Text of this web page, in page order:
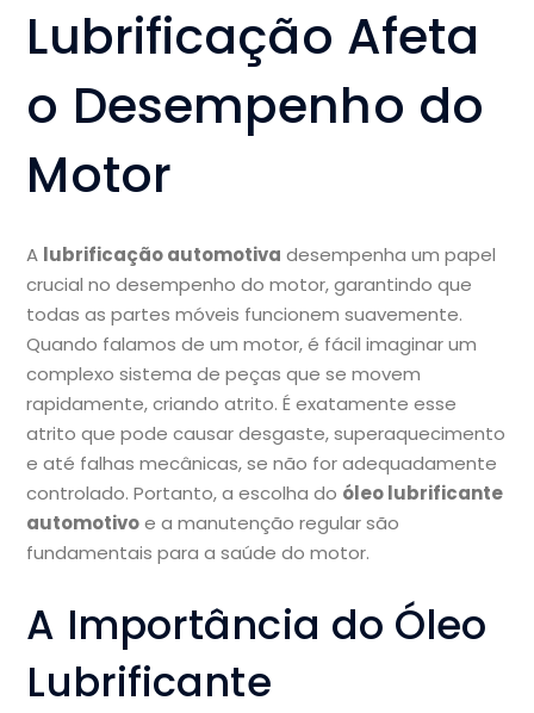
Lubrificação Afeta
o Desempenho do
Motor
A lubrificação automotiva desempenha um papel
crucial no desempenho do motor, garantindo que
todas as partes móveis funcionem suavemente.
Quando falamos de um motor, é fácil imaginar um
complexo sistema de peças que se movem
rapidamente, criando atrito. É exatamente esse
atrito que pode causar desgaste, superaquecimento
e até falhas mecânicas, se não for adequadamente
controlado. Portanto, a escolha do óleo lubrificante
automotivoe a manutenção regular são
fundamentais para a saúde do motor.
A Importância do Óleo
Lubrificante